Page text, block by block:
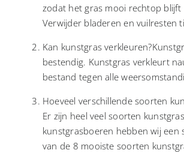
ADVIES BIJ U THUIS
ALLES OVER KUNSTGRAS
CONTACT
zodat het gras mooi rechtop blijft
Verwijder bladeren en vuilresten
Kan kunstgras
bestendig. Kunstgras verkleurt
bestand tegen alle
Hoeveel verschillende soorten
Er zijn heel veel soorten
kunstgrasboeren hebben wij een
van de 8 mooiste soorten